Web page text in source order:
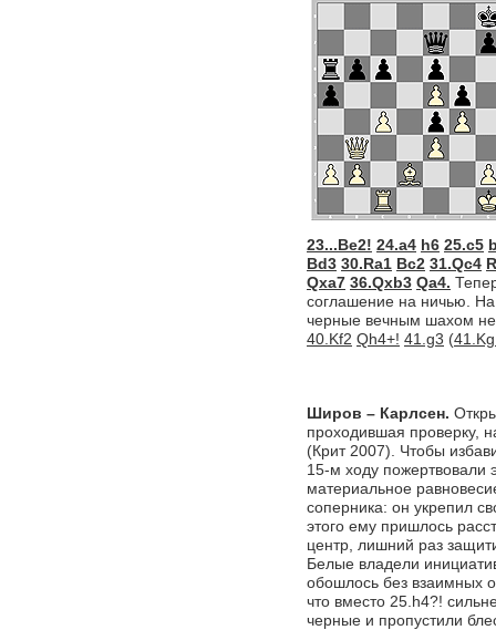
23...Be2! 24.a4 h6 25.c5
Bd3 30.Ra1 Bc2 31.Qc4
Qxa7 36.Qxb3 Qa4.
соглашение на ничью.
черные вечным шахом
40.Kf2 Qh4+! 41.g3 (
Широв – Карлсен.
проходившая проверку,
(Крит 2007). Чтобы
15-м ходу пожертвовали
материальное
соперника: он укрепил
этого ему пришлось
центр, лишний раз
Белые владели
обошлось без взаимных
что вместо 25.h4?!
черные и пропустили